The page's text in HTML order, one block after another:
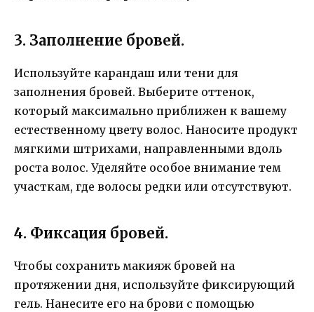
3. Заполнение бровей.
Используйте карандаш или тени для
заполнения бровей. Выберите оттенок,
который максимально приближен к вашему
естественному цвету волос. Наносите продукт
мягкими штрихами, направленными вдоль
роста волос. Уделяйте особое внимание тем
участкам, где волосы редки или отсутствуют.
4. Фиксация бровей.
Чтобы сохранить макияж бровей на
протяжении дня, используйте фиксирующий
гель. Нанесите его на брови с помощью